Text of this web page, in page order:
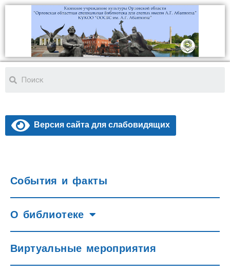
Версия сайта для слабовидящих
События и факты
О библиотеке
Виртуальные мероприятия